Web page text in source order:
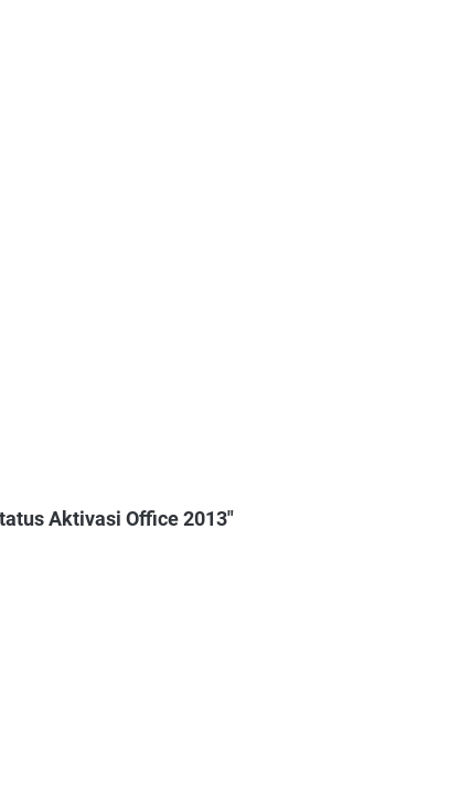
Aktivasi Office 2013"